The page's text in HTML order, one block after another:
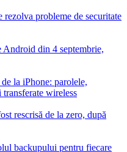
rezolva probleme de securitate
Android din 4 septembrie,
la iPhone: parolele,
wireless
rescrisă de la zero, după
backupului pentru fiecare